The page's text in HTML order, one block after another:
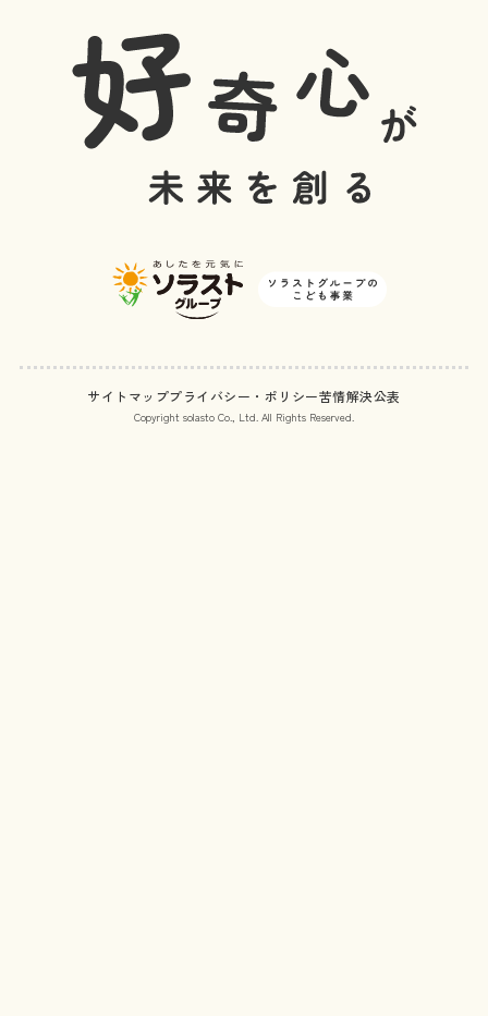
Copyright solasto Co., Ltd. All Rights Reserved.
サイトマッププライバシー・ポリシー苦情解決公表